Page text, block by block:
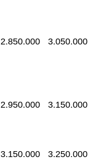
2.850.000 3.050.000
2.950.000 3.150.000
3.150.000 3.250.000